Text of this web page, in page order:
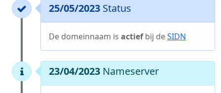
25/05/2023 Status
De domeinnaam is actiefbij deSIDN
23/04/2023 Nameserver